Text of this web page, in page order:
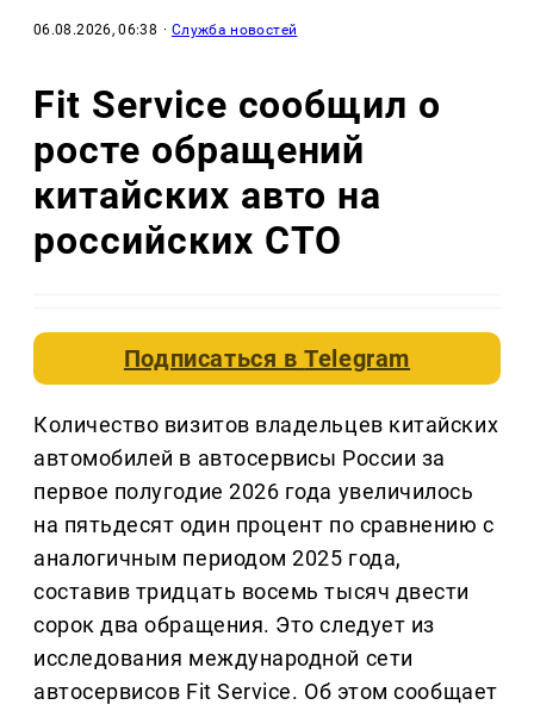
06.08.2026, 06:38 · Служба новостей
Fit Service сообщил о
росте обращений
китайских авто на
российских СТО
Подписаться вTelegram
Количество визитов владельцев китайских
автомобилей в автосервисы России за
первое полугодие 2026 года увеличилось
на пятьдесят один процент по сравнению с
аналогичным периодом 2025 года,
составив тридцать восемь тысяч двести
сорок два обращения. Это следует из
исследования международной сети
автосервисов Fit Service. Об этом сообщает